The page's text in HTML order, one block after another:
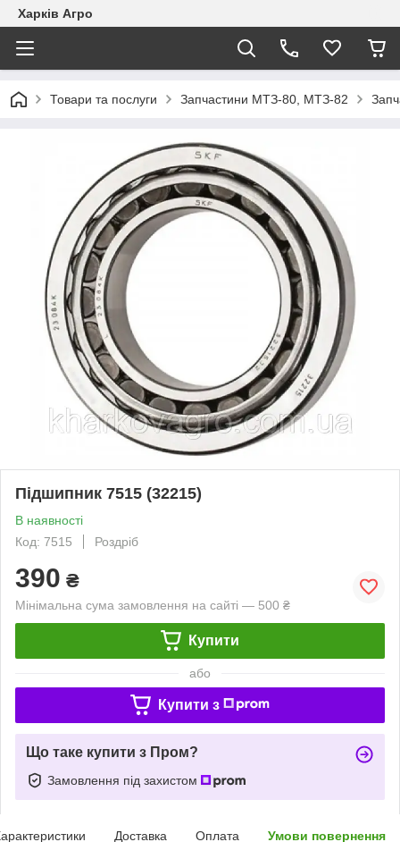
Харків Агро
Товари та послуги Запчастини МТЗ-80, МТЗ-82
Підшипник 7515 (32215)
В наявності
Код: 7515
Роздріб
390 ₴
Мінімальна сума замовлення на сайті — 500 ₴
Купити
або
Купити з
Що таке купити з Пром?
Замовлення під захистом
Доставка Оплата Умови повернення